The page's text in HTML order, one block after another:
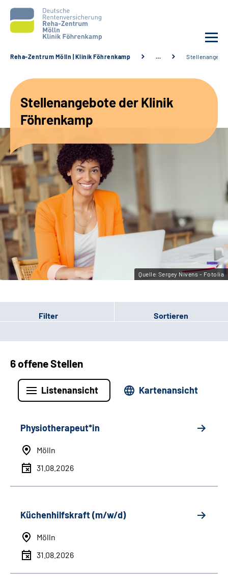
Unsere Angebote
Karriere
Sozialdienste & Zuweisende
Suche
Leichte Sprache
Gebärdensprache
Reha-Zentrum Mölln | Klinik Föhrenkamp …
Stellenangebote der Klinik
Föhrenkamp
Quelle:Sergey Nivens - Fotolia
Filter Sortieren
6 offene Stellen
Listenansicht Kartenansicht
Physiotherapeut*in
Mölln
31.08.2026
Küchenhilfskraft (m/w/d)
Mölln
31.08.2026